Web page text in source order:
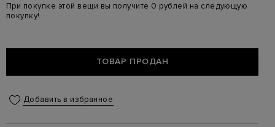
При покупке этой вещи вы получите 0 рублей на следующую
покупку!
ТОВАР ПРОДАН
Добавить в избранное